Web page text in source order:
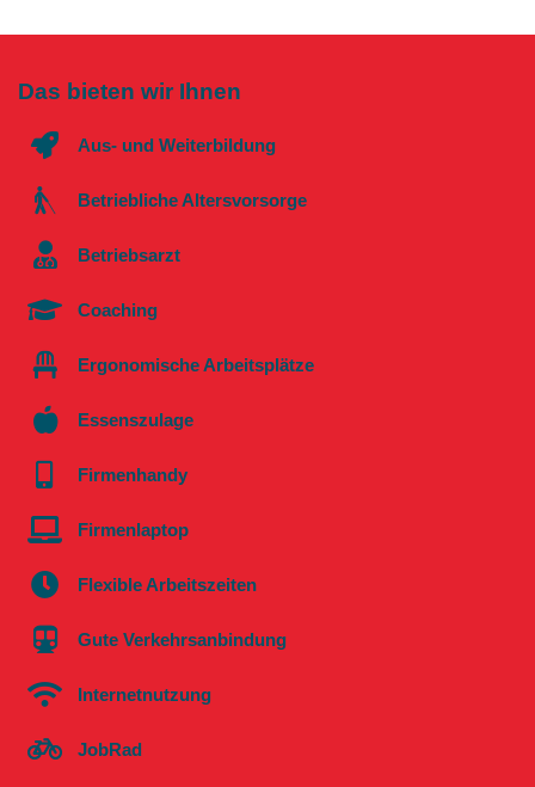
Das bieten wir Ihnen
Aus- und Weiterbildung
Betriebliche Altersvorsorge
Betriebsarzt
Coaching
Ergonomische Arbeitsplätze
Essenszulage
Firmenhandy
Firmenlaptop
Flexible Arbeitszeiten
Gute Verkehrsanbindung
Internetnutzung
JobRad